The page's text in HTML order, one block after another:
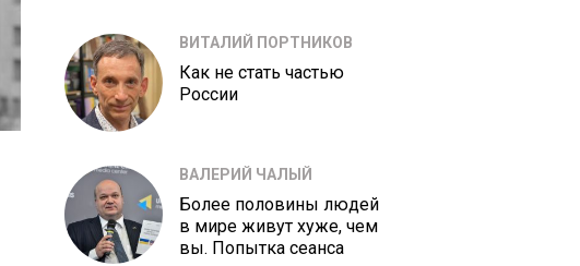
ВИТАЛИЙ ПОРТНИКОВ
Как не стать частью
России
ВАЛЕРИЙ ЧАЛЫЙ
Более половины людей
в мире живут хуже, чем
вы. Попытка сеанса